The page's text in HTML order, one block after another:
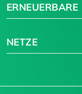
ERNEUERBARE
NETZE